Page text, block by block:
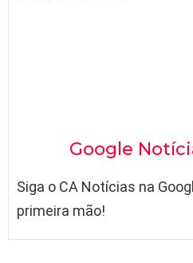
Google
Siga o CA Notícias na
primeira mão!